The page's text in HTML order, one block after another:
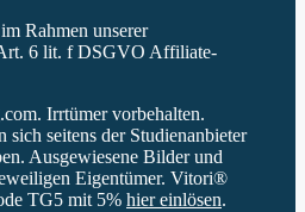
Rahmen unserer
6 lit. f DSGVO Affiliate-
Irrtümer vorbehalten.
sich seitens der Studienanbieter
Ausgewiesene Bilder und
Eigentümer. Vitori®
TG5 mit 5% hier einlösen.